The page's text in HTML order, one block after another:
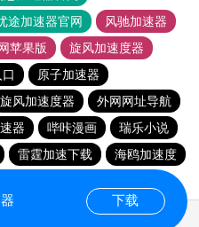
途加速器官网
风驰加速器
苹果版
旋风加速度器
原子加速器
旋风加速度器
外网网址导航
器 哔咔漫画
瑞乐小说
雷霆加速下载
海鸥加速度
下载